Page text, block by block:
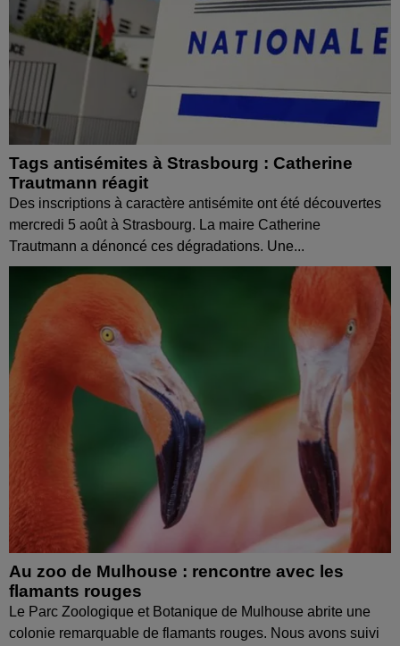
Tags antisémites à Strasbourg : Catherine
Trautmann réagit
Des inscriptions à caractère antisémite ont été découvertes
mercredi 5 août à Strasbourg. La maire Catherine
Trautmann a dénoncé ces dégradations. Une...
Au zoo de Mulhouse : rencontre avec les
flamants rouges
Le Parc Zoologique et Botanique de Mulhouse abrite une
colonie remarquable de flamants rouges. Nous avons suivi